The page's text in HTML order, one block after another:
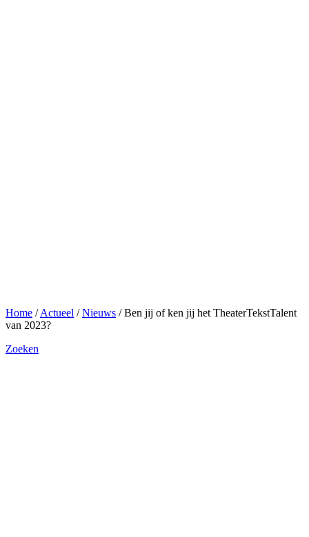
Home /Actueel /Nieuws /Ben jij of ken jij het TheaterTekstTalent
van 2023?
Zoeken